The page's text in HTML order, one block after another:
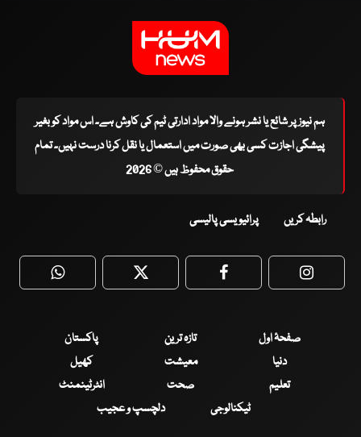
ہم نیوز پر شائع یا نشر ہونے والا مواد ادارتی ٹیم کی کاوش ہے۔ اس مواد کو بغیر
پیشگی اجازت کسی بھی صورت میں استعمال یا نقل کرنا درست نہیں۔ تمام
حقوق محفوظ ہیں © 2026
رابطہ کریں پرائیویسی پالیسی
WhatsApp Twitter Facebook
صفحۂ اول تازہ ترین
پاکستان
دنیا
معیشت
کھیل
تعلیم
صحت
انٹرٹینمنٹ
ٹیکنالوجی
دلچسپ و عجیب